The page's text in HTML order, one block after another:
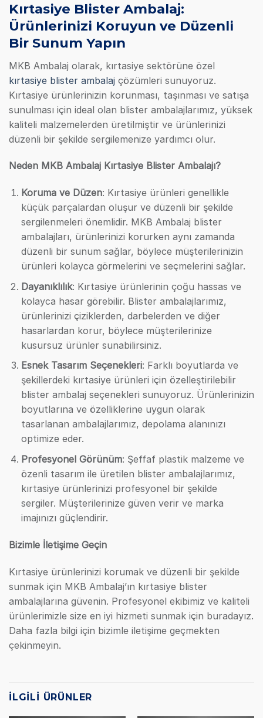
Kırtasiye Blister Ambalaj:
Ürünlerinizi Koruyun ve Düzenli
Bir Sunum Yapın
MKB Ambalaj olarak, kırtasiye sektörüne özel
kırtasiye blister ambalaj çözümleri sunuyoruz.
Kırtasiye ürünlerinizin korunması, taşınması ve satışa
sunulması için ideal olan blister ambalajlarımız, yüksek
kaliteli malzemelerden üretilmiştir ve ürünlerinizi
düzenli bir şekilde sergilemenize yardımcı olur.
Neden MKB Ambalaj Kırtasiye Blister Ambalajı?
Koruma ve Düzen: Kırtasiye ürünleri genellikle
küçük parçalardan oluşur ve düzenli bir şekilde
sergilenmeleri önemlidir. MKB Ambalaj blister
ambalajları, ürünlerinizi korurken aynı zamanda
düzenli bir sunum sağlar, böylece müşterilerinizin
ürünleri kolayca görmelerini ve seçmelerini sağlar.
Dayanıklılık: Kırtasiye ürünlerinin çoğu hassas ve
kolayca hasar görebilir. Blister ambalajlarımız,
ürünlerinizi çiziklerden, darbelerden ve diğer
hasarlardan korur, böylece müşterilerinize
kusursuz ürünler sunabilirsiniz.
Esnek Tasarım Seçenekleri: Farklı boyutlarda ve
şekillerdeki kırtasiye ürünleri için özelleştirilebilir
blister ambalaj seçenekleri sunuyoruz. Ürünlerinizin
boyutlarına ve özelliklerine uygun olarak
tasarlanan ambalajlarımız, depolama alanınızı
optimize eder.
Profesyonel Görünüm: Şeffaf plastik malzeme ve
özenli tasarım ile üretilen blister ambalajlarımız,
kırtasiye ürünlerinizi profesyonel bir şekilde
sergiler. Müşterilerinize güven verir ve marka
imajınızı güçlendirir.
Bizimle İletişime Geçin
Kırtasiye ürünlerinizi korumak ve düzenli bir şekilde
sunmak için MKB Ambalaj’ın kırtasiye blister
ambalajlarına güvenin. Profesyonel ekibimiz ve kaliteli
ürünlerimizle size en iyi hizmeti sunmak için buradayız.
Daha fazla bilgi için bizimle iletişime geçmekten
çekinmeyin.
İLGILI ÜRÜNLER